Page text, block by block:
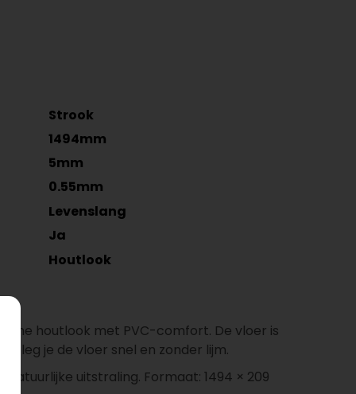
Strook
1494mm
5mm
0.55mm
Levenslang
Ja
Houtlook
houtlook met PVC-comfort. De vloer is
leg je de vloer snel en zonder lijm.
uitstraling. Formaat: 1494 × 209